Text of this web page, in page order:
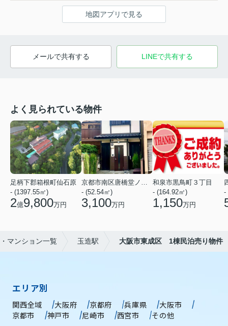
地図アプリで見る
メールで共有する LINEで共有する
よく見られている物件
足柄下郡箱根町仙石原
- (1397.55㎡)
2億9,800万円
- (52.54㎡)
3,100万円
和泉市黒鳥町３丁目
- (164.92㎡)
1,150万円
-
マンション一覧 玉造駅 大阪市東成区 1棟民泊売り物件
エリア別
関西全域 大阪府 京都府 兵庫県
大阪市
京都市
神戸市 尼崎市 西宮市 その他